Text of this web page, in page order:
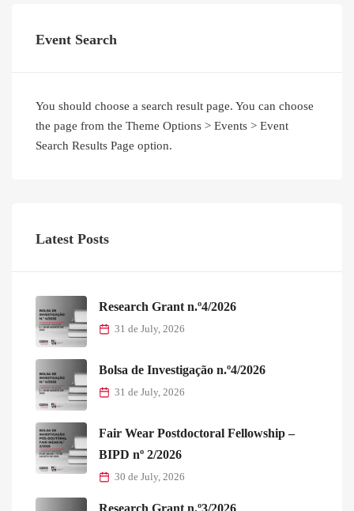
Event Search
You should choose a search result page. You can choose
the page from the Theme Options > Events > Event
Search Results Page option.
Latest Posts
Research Grant n.º4/2026
31 de July, 2026
Bolsa de Investigação n.º4/2026
31 de July, 2026
Fair Wear Postdoctoral Fellowship –
BIPD nº 2/2026
30 de July, 2026
Research Grant n.º3/2026